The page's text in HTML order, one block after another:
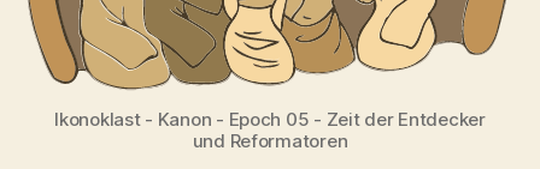
Ikonoklast - Kanon - Epoch 05 - Zeit der Entdecker
und Reformatoren